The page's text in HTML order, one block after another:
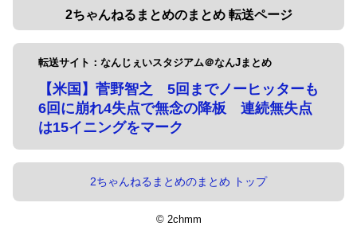
2ちゃんねるまとめのまとめ 転送ページ
転送サイト：なんじぇいスタジアム＠なんJまとめ
【米国】菅野智之 5回までノーヒッターも
6回に崩れ4失点で無念の降板 連続無失点
は15イニングをマーク
2ちゃんねるまとめのまとめ トップ
© 2chmm